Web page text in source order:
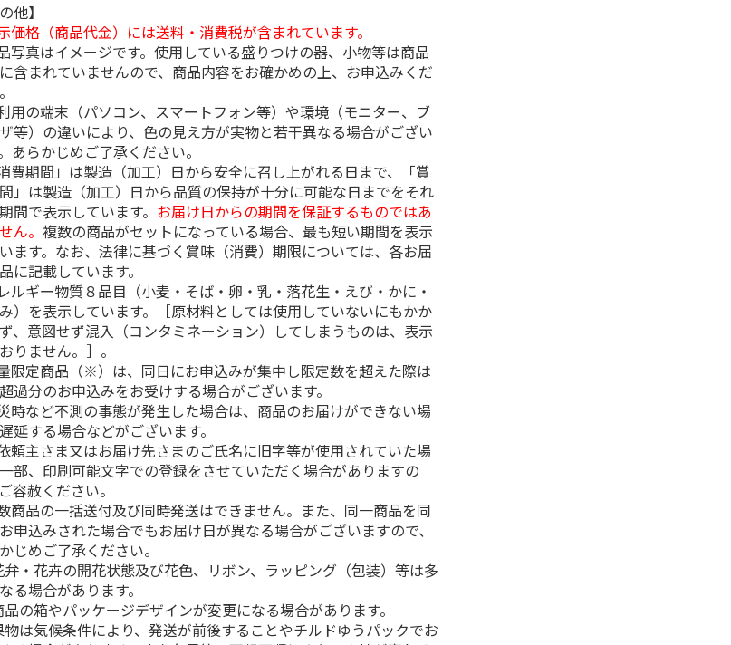
他】
価格（商品代金）には送料・消費税が含まれています。
写真はイメージです。使用している盛りつけの器、小物等は商品
含まれていませんので、商品内容をお確かめの上、お申込みくだ
用の端末（パソコン、スマートフォン等）や環境（モニター、ブ
等）の違いにより、色の見え方が実物と若干異なる場合がござい
あらかじめご了承ください。
費期間」は製造（加工）日から安全に召し上がれる日まで、「賞
」は製造（加工）日から品質の保持が十分に可能な日までをそれ
間で表示しています。 お届け日からの期間を保証するものではあ
ん。複数の商品がセットになっている場合、最も短い期間を表示
ます。なお、法律に基づく賞味（消費）期限については、各お届
に記載しています。
ルギー物質８品目（小麦・そば・卵・乳・落花生・えび・かに・
）を表示しています。［原材料としては使用していないにもかか
、意図せず混入（コンタミネーション）してしまうものは、表示
りません。］。
限定商品（※）は、同日にお申込みが集中し限定数を超えた際は
過分のお申込みをお受けする場合がございます。
時など不測の事態が発生した場合は、商品のお届けができない場
延する場合などがございます。
頼主さま又はお届け先さまのご氏名に旧字等が使用されていた場
部、印刷可能文字での登録をさせていただく場合がありますの
容赦ください。
商品の一括送付及び同時発送はできません。また、同一商品を同
申込みされた場合でもお届け日が異なる場合がございますので、
じめご了承ください。
弁・花卉の開花状態及び花色、リボン、ラッピング（包装）等は多
る場合があります。
品の箱やパッケージデザインが変更になる場合があります。
物は気候条件により、発送が前後することやチルドゆうパックでお